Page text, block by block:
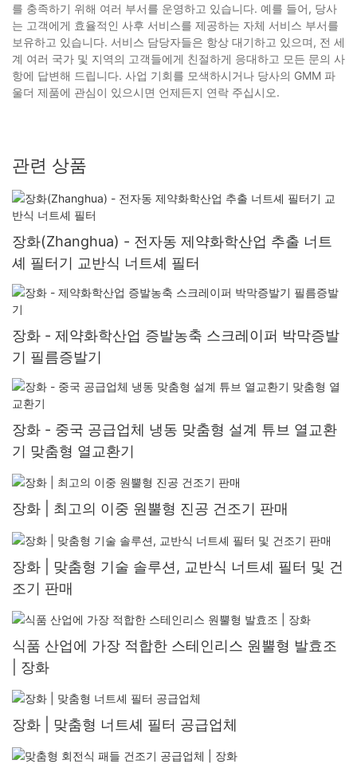
를 충족하기 위해 여러 부서를 운영하고 있습니다. 예를 들어, 당사
는 고객에게 효율적인 사후 서비스를 제공하는 자체 서비스 부서를
보유하고 있습니다. 서비스 담당자들은 항상 대기하고 있으며, 전 세
계 여러 국가 및 지역의 고객들에게 친절하게 응대하고 모든 문의 사
항에 답변해 드립니다. 사업 기회를 모색하시거나 당사의 GMM 파
울더 제품에 관심이 있으시면 언제든지 연락 주십시오.
관련 상품
장화(Zhanghua) - 전자동 제약화학산업 추출 너트
셰 필터기 교반식 너트셰 필터
장화 - 제약화학산업 증발농축 스크레이퍼 박막증발
기 필름증발기
장화 - 중국 공급업체 냉동 맞춤형 설계 튜브 열교환
기 맞춤형 열교환기
장화 | 최고의 이중 원뿔형 진공 건조기 판매
장화 | 맞춤형 기술 솔루션, 교반식 너트셰 필터 및 건
조기 판매
식품 산업에 가장 적합한 스테인리스 원뿔형 발효조
| 장화
장화 | 맞춤형 너트셰 필터 공급업체